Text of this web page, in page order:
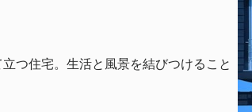
つ住宅。生活と風景を結びつけること